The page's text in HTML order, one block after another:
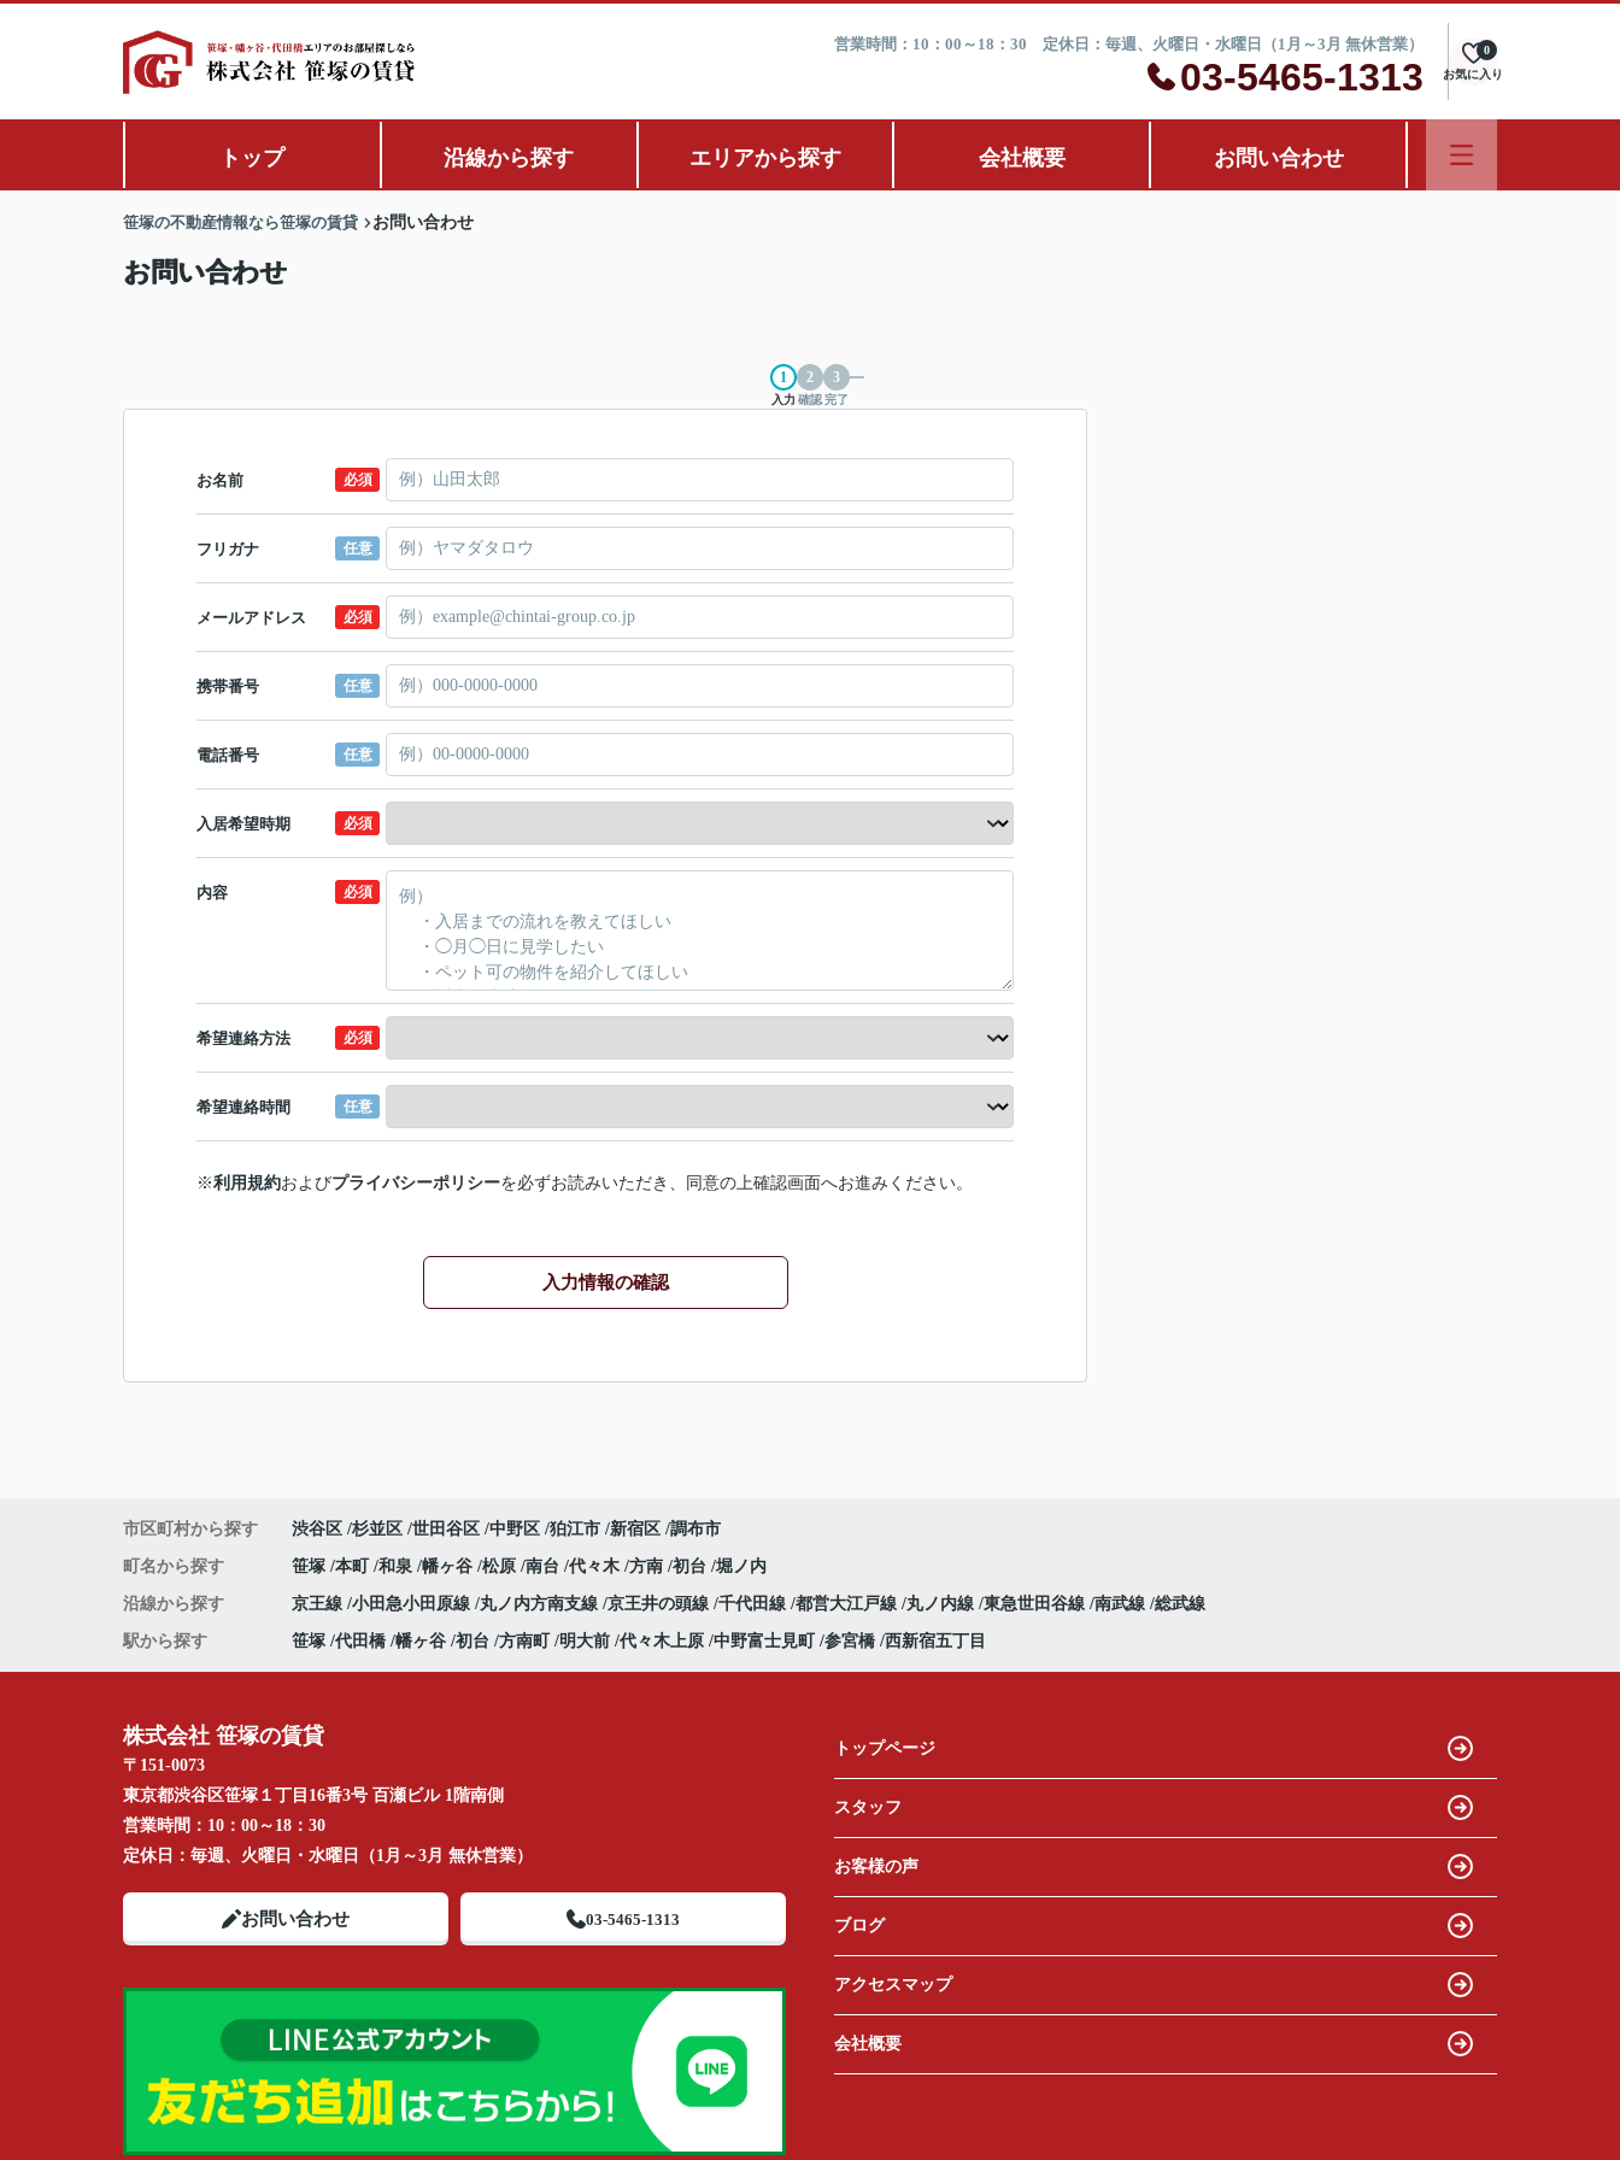
営業時間：10：00～18：30 定休日：毎週、火曜日・水曜日（1月～3月 無休営業）
03-5465-1313 お気に入り
0
トップ 沿線から探す エリアから探す 会社概要 お問い合わせ
笹塚の不動産情報なら笹塚の賃貸 お問い合わせ
お問い合わせ
入力 確認完了
お名前 必須
フリガナ 任意
メールアドレス 必須
携帯番号 任意
電話番号 任意
入居希望時期 必須
内容 必須
希望連絡方法 必須
希望連絡時間 任意
※利用規約およびプライバシーポリシーを必ずお読みいただき、同意の上確認画面へお進みください。
入力情報の確認
市区町村から探す 渋谷区 杉並区 世田谷区 中野区 狛江市 新宿区 調布市
町名から探す 笹塚 本町 和泉 幡ヶ谷 松原 南台 代々木 方南 初台 堀ノ内
沿線から探す 京王線 小田急小田原線 丸ノ内方南支線 京王井の頭線 千代田線 都営大江戸線 丸ノ内線 東急世田谷線 南武線 総武線
駅から探す 笹塚 代田橋 幡ヶ谷 初台 方南町 明大前 代々木上原 中野富士見町 参宮橋 西新宿五丁目
株式会社 笹塚の賃貸
〒151-0073
東京都渋谷区笹塚１丁目16番3号 百瀬ビル 1階南側
営業時間： 10：00～18：30
定休日： 毎週、火曜日・水曜日（1月～3月 無休営業）
お問い合わせ 03-5465-1313
トップページ
スタッフ
お客様の声
ブログ
アクセスマップ
会社概要